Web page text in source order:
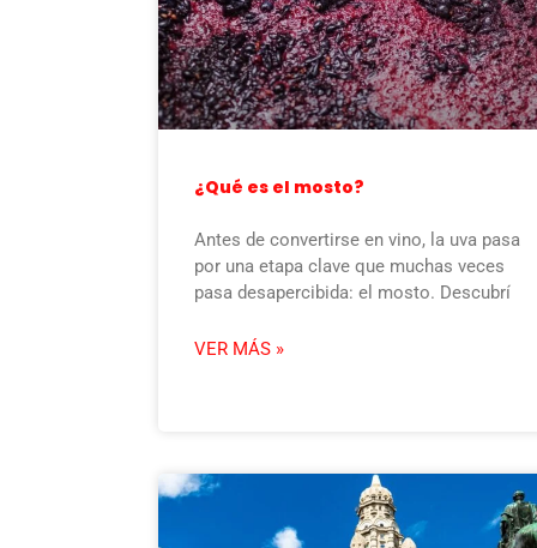
¿Qué es el mosto?
Antes de convertirse en vino, la uva pasa
por una etapa clave que muchas veces
pasa desapercibida: el mosto. Descubrí
VER MÁS »